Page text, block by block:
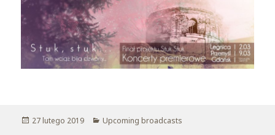
Opublikowano
27 lutego 2019 Kategorie
Upcoming broadcasts